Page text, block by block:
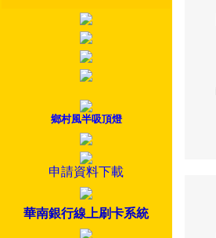
鄉村風半吸頂燈
申請資料下載
華南銀行線上刷卡系統